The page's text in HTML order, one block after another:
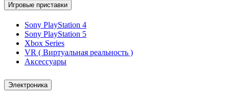
Игровые приставки
Sony PlayStation 4
Sony PlayStation 5
Xbox Series
VR ( Виртуальная реальность )
Аксессуары
Электроника